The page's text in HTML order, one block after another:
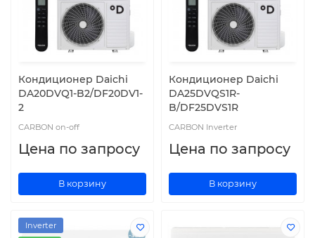
Кондиционер Daichi
DA20DVQ1-B2/DF20DV1-
2
CARBON on-off
Цена по запросу
В корзину
Кондиционер Daichi
DA25DVQS1R-
B/DF25DVS1R
CARBON Inverter
Цена по запросу
В корзину
Inverter